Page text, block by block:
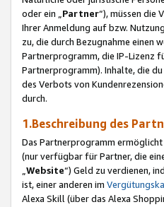
oder ein „Partner“), müssen die
Ihrer Anmeldung auf bzw.
zu, die durch Bezugnahme einen
Partnerprogramm, die IP-Lizenz
Partnerprogramm). Inhalte, die
des Verbots von
durch.
1.Beschreibung des
Das Partnerprogramm
(nur verfügbar für Partner, die
Website“) Geld zu verdienen,
ist, einer anderen im
Alexa Skill (über das Alexa